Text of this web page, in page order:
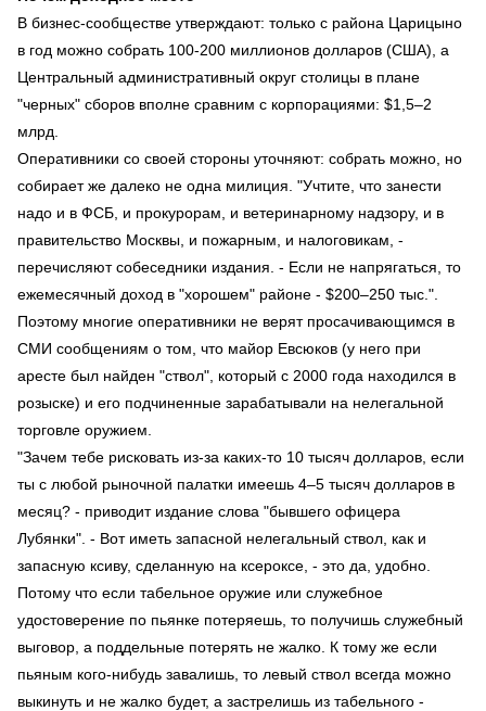
В бизнес-сообществе утверждают: только с района Царицыно
в год можно собрать 100-200 миллионов долларов (США), а
Центральный административный округ столицы в плане
"черных" сборов вполне сравним с корпорациями: $1,5–2
млрд.
Оперативники со своей стороны уточняют: собрать можно, но
собирает же далеко не одна милиция. "Учтите, что занести
надо и в ФСБ, и прокурорам, и ветеринарному надзору, и в
правительство Москвы, и пожарным, и налоговикам, -
перечисляют собеседники издания. - Если не напрягаться, то
ежемесячный доход в "хорошем" районе - $200–250 тыс.".
Поэтому многие оперативники не верят просачивающимся в
СМИ сообщениям о том, что майор Евсюков (у него при
аресте был найден "ствол", который с 2000 года находился в
розыске) и его подчиненные зарабатывали на нелегальной
торговле оружием.
"Зачем тебе рисковать из-за каких-то 10 тысяч долларов, если
ты с любой рыночной палатки имеешь 4–5 тысяч долларов в
месяц? - приводит издание слова "бывшего офицера
Лубянки". - Вот иметь запасной нелегальный ствол, как и
запасную ксиву, сделанную на ксероксе, - это да, удобно.
Потому что если табельное оружие или служебное
удостоверение по пьянке потеряешь, то получишь служебный
выговор, а поддельные потерять не жалко. К тому же если
пьяным кого-нибудь завалишь, то левый ствол всегда можно
выкинуть и не жалко будет, а застрелишь из табельного -